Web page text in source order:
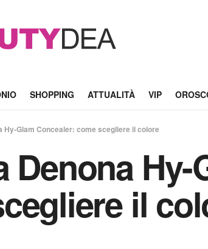
SHOPPING ATTUALITÀ VIP
Hy-Glam Concealer: come scegliere il colore
Denona Hy-
il